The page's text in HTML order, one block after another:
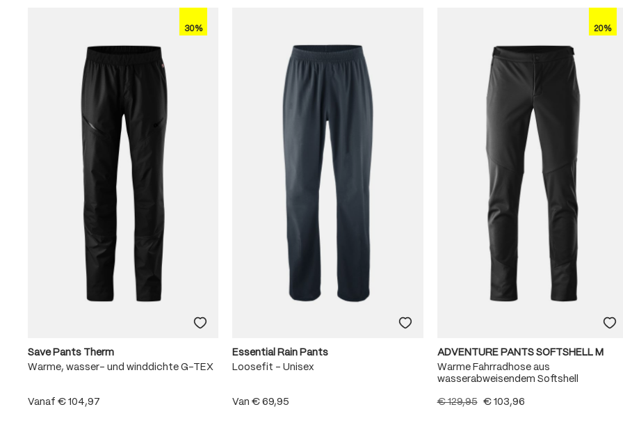
30%
Save Pants Therm
Warme, wasser- und winddichte G-TEX
Vanaf € 104,97
Essential Rain Pants
Loosefit - Unisex
Van€ 69,95
20%
ADVENTURE PANTS SOFTSHELL M
Warme Fahrradhose aus
wasserabweisendem Softshell
€ 129,95 € 103,96